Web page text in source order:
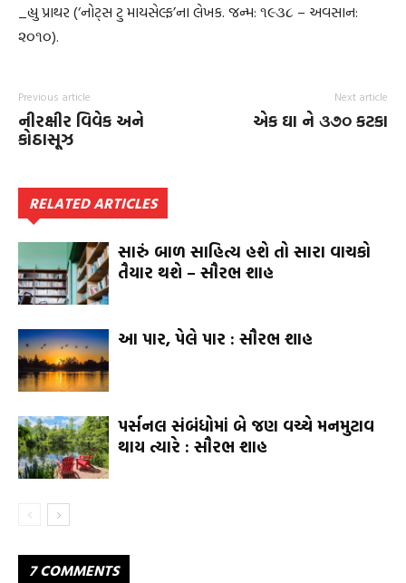
_હ્યુ પ્રાથર (‘નોટ્‌સ ટુ માયસેલ્ફ’ના લેખક. જન્મ: ૧૯૩૮ – અવસાન:
૨૦૧૦).
Previous article
નીરક્ષીર વિવેક અને
કોઠાસૂઝ
Next article
એક ઘા ને ૩૭૦ કટકા
RELATED ARTICLES
સારું બાળ સાહિત્ય હશે તો સારા વાચકો
તૈયાર થશે – સૌરભ શાહ
આ પાર, પેલે પાર : સૌરભ શાહ
પર્સનલ સંબંધોમાં બે જણ વચ્ચે મનમુટાવ
થાય ત્યારે : સૌરભ શાહ
7 COMMENTS